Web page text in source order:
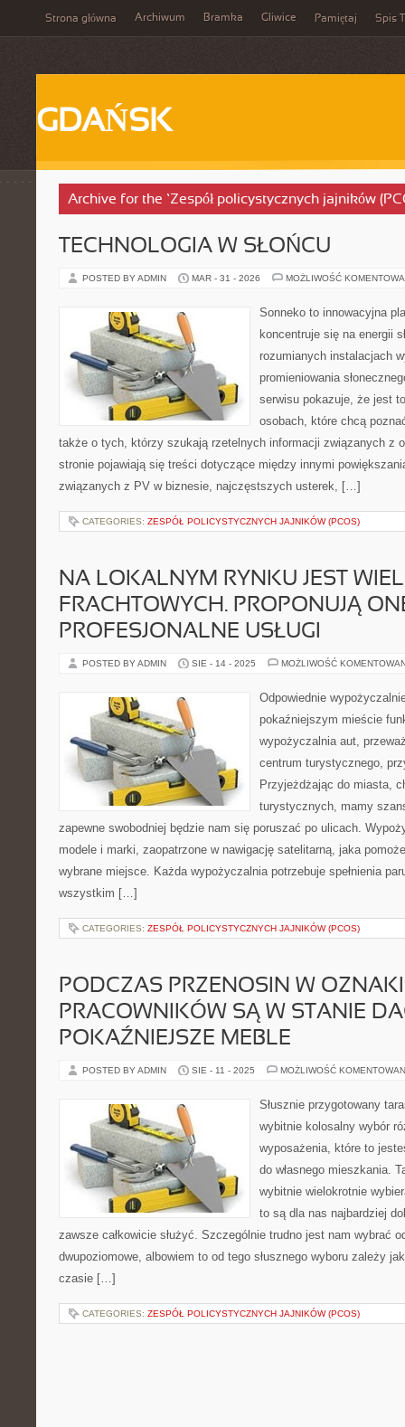
Strona główna Archiwum Bramka Gliwice Pamiętaj Spis
GDAŃSK
Archive for the ‘Zespół policystycznych jajników
TECHNOLOGIA W SŁOŃCU
POSTED BY ADMIN MAR - 31 - 2026 MOŻLIWOŚĆ
Sonneko to innowacyjna
koncentruje się na energii
rozumianych instalacjach
promieniowania
serwisu pokazuje, że jest
osobach, które chcą
także o tych, którzy szukają rzetelnych informacji związanych z
stronie pojawiają się treści dotyczące między innymi
związanych z PV w biznesie, najczęstszych usterek, […]
CATEGORIES: ZESPÓŁ POLICYSTYCZNYCH JAJNIKÓW (PCOS)
NA LOKALNYM RYNKU JEST
FRACHTOWYCH. PROPONUJĄ
PROFESJONALNE USŁUGI
POSTED BY ADMIN SIE - 14 - 2025 MOŻLIWOŚĆ
Odpowiednie
pokaźniejszym mieście
wypożyczalnia aut,
centrum turystycznego,
Przyjeżdżając do miasta,
turystycznych, mamy
zapewne swobodniej będzie nam się poruszać po ulicach.
modele i marki, zaopatrzone w nawigację satelitarną, jaka
wybrane miejsce. Każda wypożyczalnia potrzebuje spełnienia
wszystkim […]
CATEGORIES: ZESPÓŁ POLICYSTYCZNYCH JAJNIKÓW (PCOS)
PODCZAS PRZENOSIN W
PRACOWNIKÓW SĄ W STANIE
POKAŹNIEJSZE MEBLE
POSTED BY ADMIN SIE - 11 - 2025 MOŻLIWOŚĆ
Słusznie przygotowany
wybitnie kolosalny wybór
wyposażenia, które to
do własnego mieszkania.
wybitnie wielokrotnie
to są dla nas najbardziej
zawsze całkowicie służyć. Szczególnie trudno jest nam wybrać
dwupoziomowe, albowiem to od tego słusznego wyboru zależy
czasie […]
CATEGORIES: ZESPÓŁ POLICYSTYCZNYCH JAJNIKÓW (PCOS)